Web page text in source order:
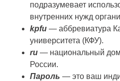
подразумевает
внутренних нужд
kpfu — аббревиатура
университета (КФУ).
ru — национальный
России.
Пароль — это ваш